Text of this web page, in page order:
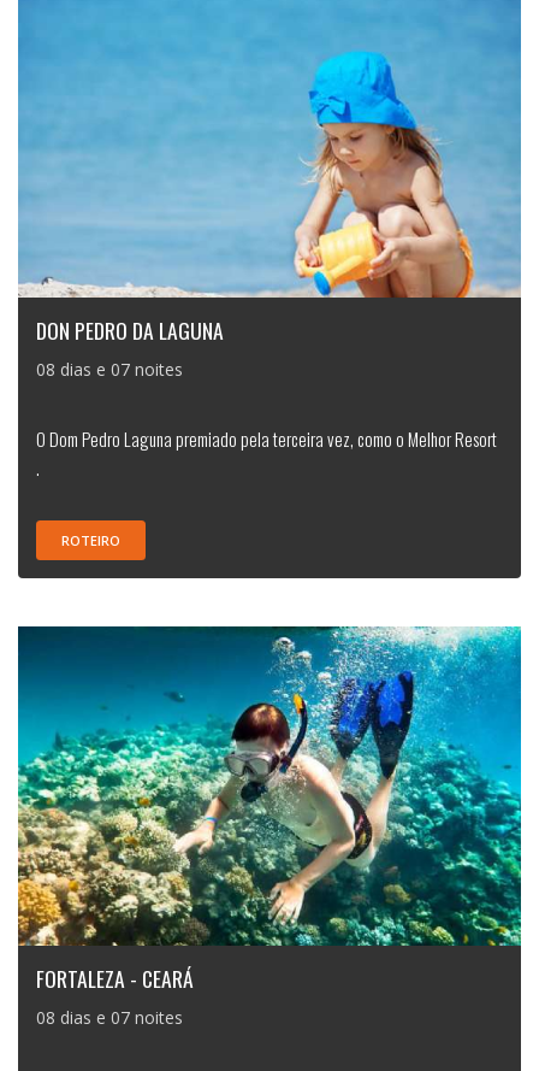
DON PEDRO DA LAGUNA
08 dias e 07 noites
O Dom Pedro Laguna premiado pela terceira vez, como o Melhor Resort
.
ROTEIRO
FORTALEZA - CEARÁ
08 dias e 07 noites